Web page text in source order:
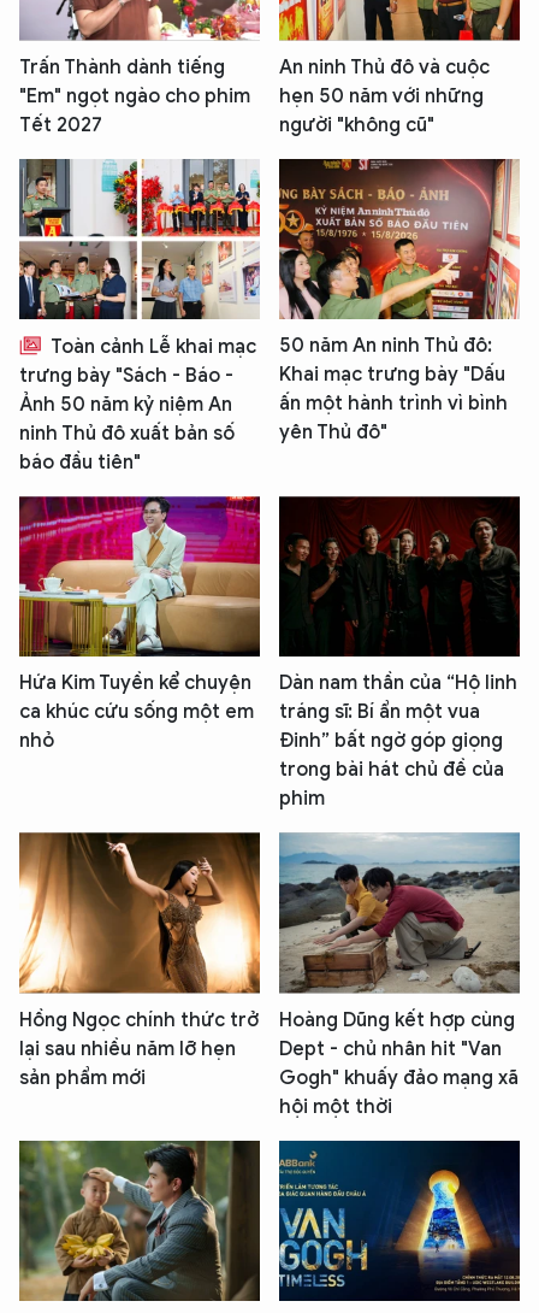
Trấn Thành dành tiếng
"Em" ngọt ngào cho phim
Tết 2027
An ninh Thủ đô và cuộc
hẹn 50 năm với những
người "không cũ"
Toàn cảnh Lễ khai mạc
trưng bày "Sách - Báo -
Ảnh 50 năm kỷ niệm An
ninh Thủ đô xuất bản số
báo đầu tiên"
50 năm An ninh Thủ đô:
Khai mạc trưng bày "Dấu
ấn một hành trình vì bình
yên Thủ đô"
Hứa Kim Tuyền kể chuyện
ca khúc cứu sống một em
nhỏ
Dàn nam thần của “Hộ linh
tráng sĩ: Bí ẩn một vua
Đinh” bất ngờ góp giọng
trong bài hát chủ đề của
phim
Hồng Ngọc chính thức trở
lại sau nhiều năm lỡ hẹn
sản phẩm mới
Hoàng Dũng kết hợp cùng
Dept - chủ nhân hit "Van
Gogh" khuấy đảo mạng xã
hội một thời